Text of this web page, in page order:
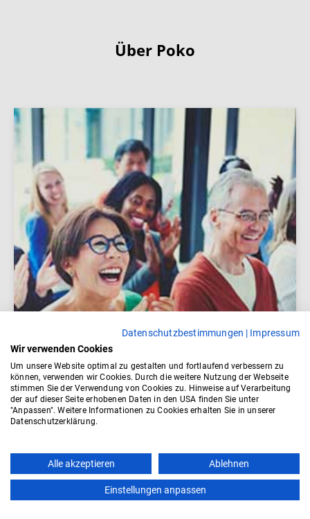
Datenschutzbestimmungen | Impressum
Wir verwenden Cookies
Um unsere Website optimal zu gestalten und fortlaufend verbessern zu
können, verwenden wir Cookies. Durch die weitere Nutzung der Webseite
stimmen Sie der Verwendung von Cookies zu. Hinweise auf Verarbeitung
der auf dieser Seite erhobenen Daten in den USA finden Sie unter
"Anpassen". Weitere Informationen zu Cookies erhalten Sie in unserer
Datenschutzerklärung.
Alle akzeptieren Ablehnen
Einstellungen anpassen
Über Poko